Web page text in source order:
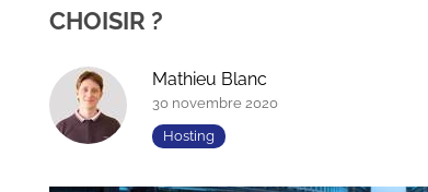
CHOISIR ?
Mathieu Blanc
30 novembre 2020
Hosting